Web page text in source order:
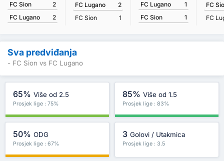
FC Sion
2
FC Lugano
2
FC Lugano
2
FC Sion
1
FC Lugano
1
FC Sion
1
FC
FC
Sva predviđanja
- FC Sion vs FC Lugano
65% Više od 2.5
Prosjek lige : 75%
85% Više od 1.5
Prosjek lige : 83%
50% ODG
Prosjek lige : 67%
3 Golovi / Utakmica
Prosjek lige : 3.5